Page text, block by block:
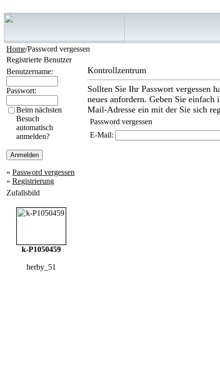
Home/Password vergessen
Registrierte Benutzer
Benutzername:
Passwort:
Beim nächsten
Besuch
automatisch
anmelden?
» Password vergessen
» Registrierung
Zufallsbild
k-P1050459
herby_51
Kontrollzentrum
Sollten Sie Ihr Passwort vergessen
neues anfordern. Geben Sie
Mail-Adresse ein mit der Sie sich
Password vergessen
E-Mail: